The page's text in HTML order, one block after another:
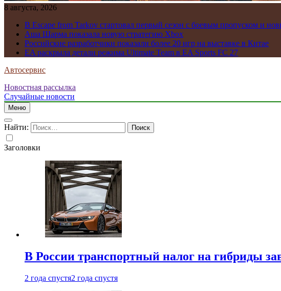
8 августа, 2026
В Escape from Tarkov стартовал первый сезон с боевым пропуском и
Аша Шарма показала новую стратегию Xbox
Российские разработчики показали более 20 игр на выставке в Китае
EA раскрыла детали режима Ultimate Team в EA Sports FC 27
Автосервис
Новостная рассылка
Случайные новости
Меню
Найти:
Заголовки
В России транспортный налог на гибриды
2 года спустя2 года спустя